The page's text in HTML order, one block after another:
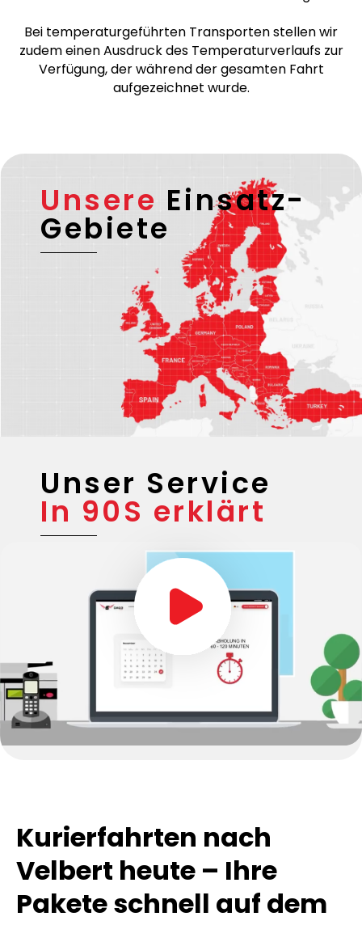
Bei temperaturgeführten Transporten stellen wir
zudem einen Ausdruck des Temperaturverlaufs zur
Verfügung, der während der gesamten Fahrt
aufgezeichnet wurde.
Unsere Einsatz-
Gebiete
Unser Service
In 90S erklärt
Kurierfahrten nach
Velbert heute – Ihre
Pakete schnell auf dem